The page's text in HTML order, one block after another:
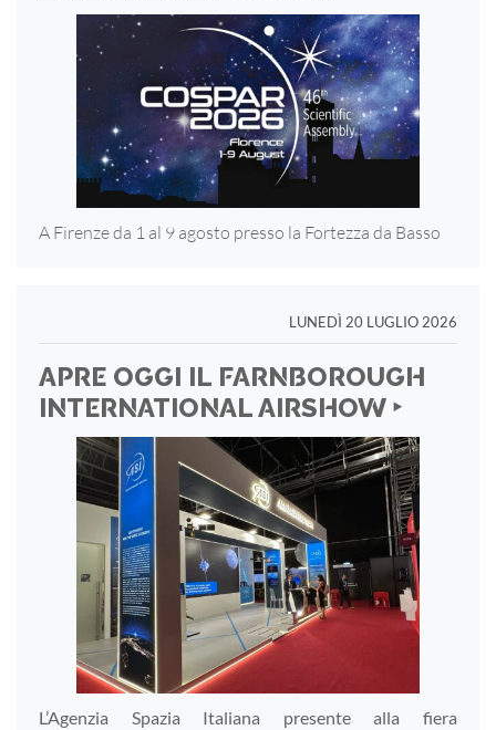
A Firenze da 1 al 9 agosto presso la Fortezza da Basso
LUNEDÌ 20 LUGLIO 2026
APRE OGGI IL FARNBOROUGH
INTERNATIONAL AIRSHOW ‣
L’Agenzia Spazia Italiana presente alla fiera